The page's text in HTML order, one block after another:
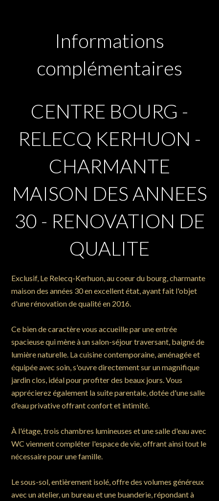
Informations
complémentaires
CENTRE BOURG -
RELECQ KERHUON -
CHARMANTE
MAISON DES ANNEES
30 - RENOVATION DE
QUALITE
Exclusif, Le Relecq-Kerhuon, au coeur du bourg, charmante
maison des années 30 en excellent état, ayant fait l'objet
d'une rénovation de qualité en 2016.
Ce bien de caractère vous accueille par une entrée
spacieuse qui mène à un salon-séjour traversant, baigné de
lumière naturelle. La cuisine contemporaine, aménagée et
équipée avec soin, s'ouvre directement sur un magnifique
jardin clos, idéal pour profiter des beaux jours. Vous
apprécierez également la suite parentale, dotée d'une salle
d'eau privative offrant confort et intimité.
À l'étage, trois chambres lumineuses et une salle d'eau avec
WC viennent compléter l'espace de vie, offrant ainsi tout le
nécessaire pour une famille.
Le sous-sol, entièrement isolé, offre des volumes généreux
avec un atelier, un bureau et une buanderie, répondant à